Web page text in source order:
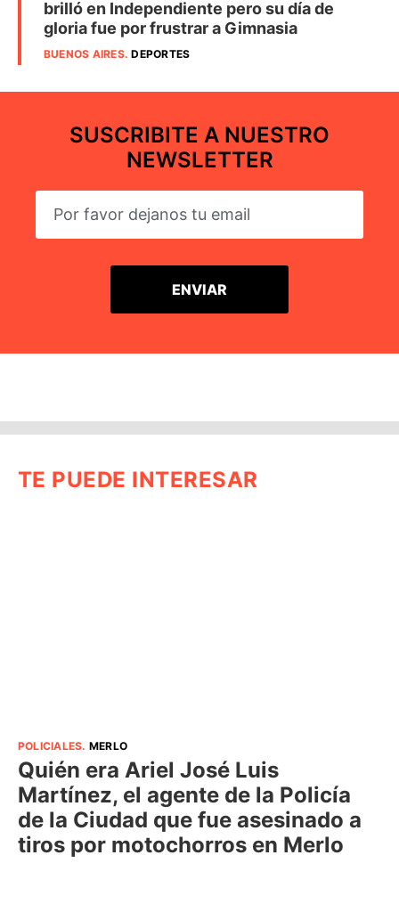
brilló en Independiente pero su día de
gloria fue por frustrar a Gimnasia
BUENOS AIRES.DEPORTES
SUSCRIBITE A NUESTRO
NEWSLETTER
TE PUEDE INTERESAR
POLICIALES. MERLO
Quién era Ariel José Luis
Martínez, el agente de la Policía
de la Ciudad que fue asesinado a
tiros por motochorros en Merlo